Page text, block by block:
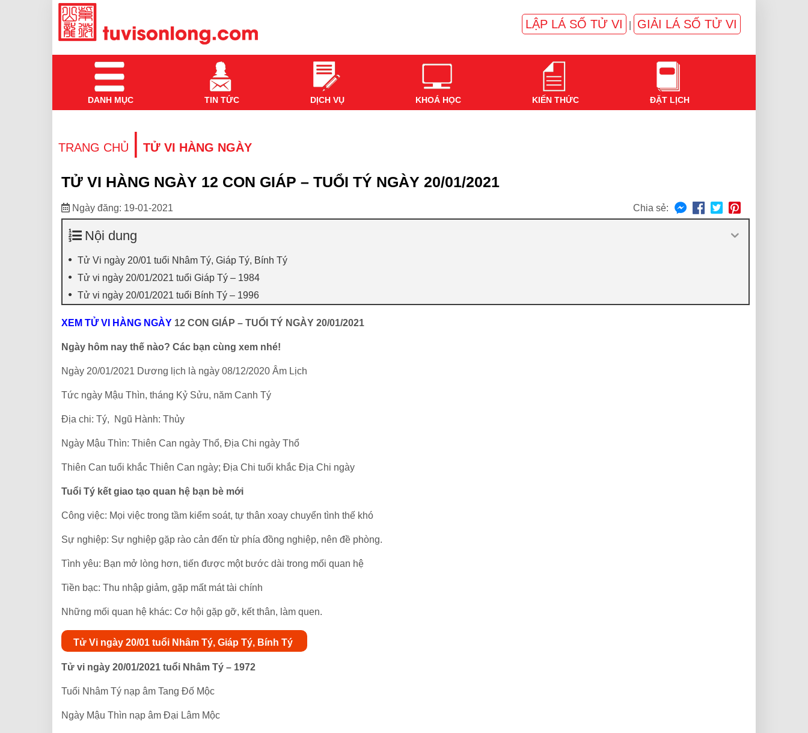
LẬP LÁ SỐ TỬ VI GIẢI LÁ SỐ TỬ VI
DANH MỤC TIN TỨC DỊCH VỤ KHOÁ HỌC KIẾN THỨC ĐẶT LỊCH
TRANG CHỦ | TỬ VI HÀNG NGÀY
TỬ VI HÀNG NGÀY 12 CON GIÁP – TUỔI TÝ NGÀY 20/01/2021
Ngày đăng: 19-01-2021 Chia sẻ:
Nội dung
Tử Vi ngày 20/01 tuổi Nhâm Tý, Giáp Tý, Bính Tý
Tử vi ngày 20/01/2021 tuổi Giáp Tý – 1984
Tử vi ngày 20/01/2021 tuổi Bính Tý – 1996
XEM TỬ VI HÀNG NGÀY 12 CON GIÁP – TUỔI TÝ NGÀY 20/01/2021
Ngày hôm nay thế nào? Các bạn cùng xem nhé!
Ngày 20/01/2021 Dương lịch là ngày 08/12/2020 Âm Lịch
Tức ngày Mậu Thìn, tháng Kỷ Sửu, năm Canh Tý
Địa chi: Tý, Ngũ Hành: Thủy
Ngày Mậu Thìn: Thiên Can ngày Thổ, Địa Chi ngày Thổ
Thiên Can tuổi khắc Thiên Can ngày; Địa Chi tuổi khắc Địa Chi ngày
Tuổi Tý kết giao tạo quan hệ bạn bè mới
Công việc: Mọi việc trong tầm kiểm soát, tự thân xoay chuyển tình thế khó
Sự nghiệp: Sự nghiệp gặp rào cản đến từ phía đồng nghiệp, nên đề phòng.
Tình yêu: Bạn mở lòng hơn, tiến được một bước dài trong mối quan hệ
Tiền bạc: Thu nhập giảm, gặp mất mát tài chính
Những mối quan hệ khác: Cơ hội gặp gỡ, kết thân, làm quen.
Tử Vi ngày 20/01 tuổi Nhâm Tý, Giáp Tý, Bính Tý
Tử vi ngày 20/01/2021 tuổi Nhâm Tý – 1972
Tuổi Nhâm Tý nạp âm Tang Đố Mộc
Ngày Mậu Thìn nạp âm Đại Lâm Mộc